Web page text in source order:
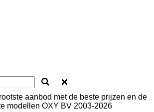
aanbod met de beste prijzen en de
modellen OXY BV 2003-2026